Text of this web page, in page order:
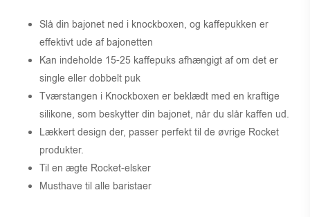
Slå din bajonet ned i knockboxen, og kaffepukken er
effektivt ude af bajonetten
Kan indeholde 15-25 kaffepuks afhængigt af om det er
single eller dobbelt puk
Tværstangen i Knockboxen er beklædt med en kraftige
silikone, som beskytter din bajonet, når du slår kaffen ud.
Lækkert design der, passer perfekt til de øvrige Rocket
produkter.
Til en ægte Rocket-elsker
Musthave til alle baristaer